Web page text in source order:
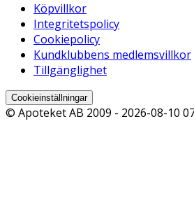
Köpvillkor
Integritetspolicy
Cookiepolicy
Kundklubbens medlemsvillkor
Tillgänglighet
Cookieinställningar
© Apoteket AB 2009 - 2026-08-10